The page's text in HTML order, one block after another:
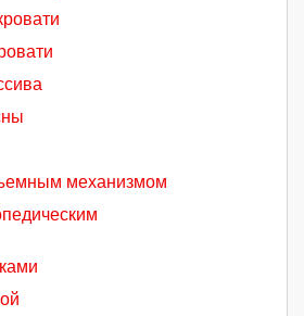
механизмом